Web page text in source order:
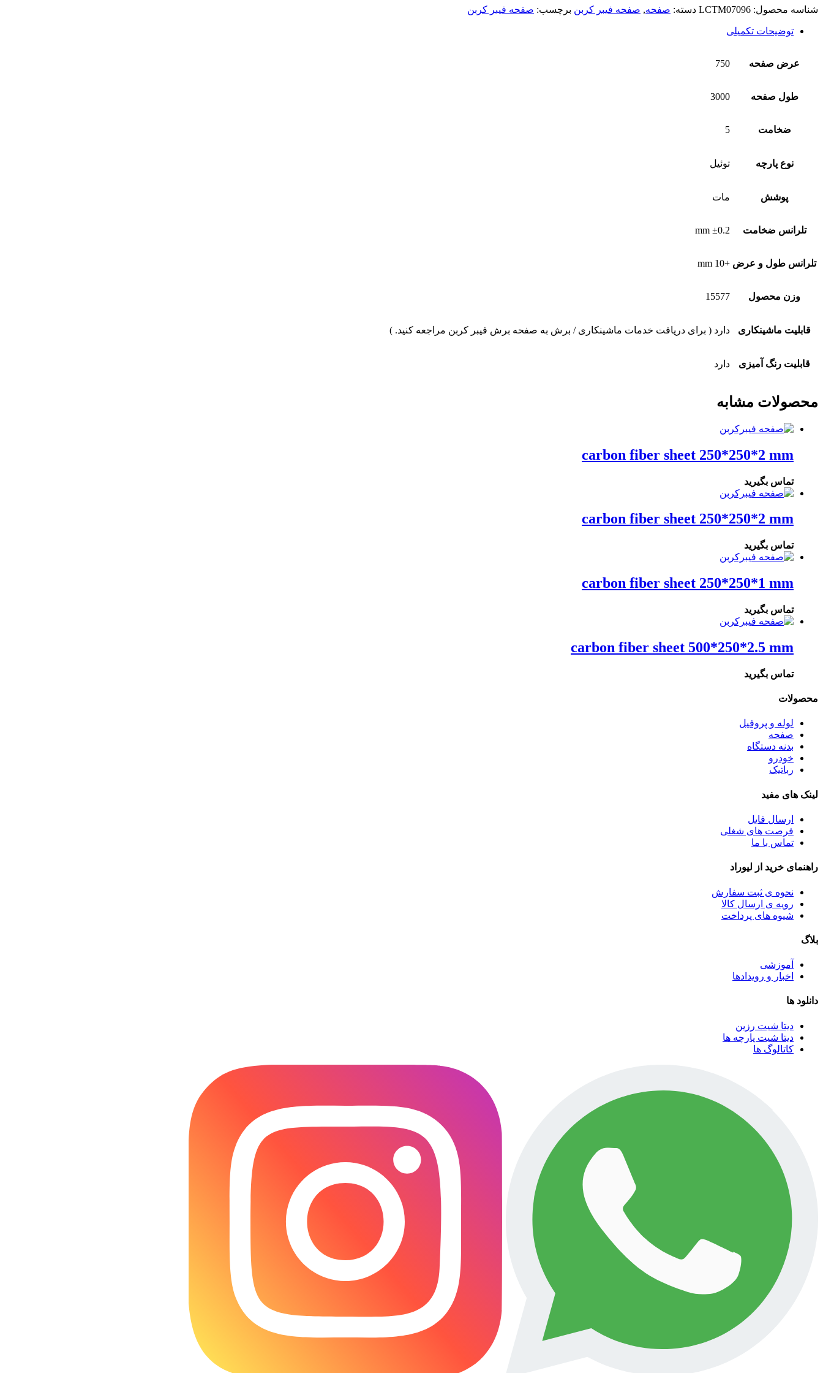
شناسه محصول: LCTM07096 دسته: صفحه, صفحه فیبر کربن برچسب: صفحه فیبر کربن
توضیحات تکمیلی
عرض صفحه 750
طول صفحه 3000
ضخامت 5
نوع پارچه توئیل
پوشش مات
تلرانس ضخامت ±0.2 mm
تلرانس طول و عرض +10 mm
وزن محصول 15577
قابلیت ماشینکاری دارد ( برای دریافت خدمات ماشینکاری / برش به صفحه برش فیبر کربن مراجعه کنید. )
قابلیت رنگ آمیزی دارد
محصولات مشابه
carbon fiber sheet 250*250*2 mm
تماس بگیرید
carbon fiber sheet 250*250*2 mm
تماس بگیرید
carbon fiber sheet 250*250*1 mm
تماس بگیرید
carbon fiber sheet 500*250*2.5 mm
تماس بگیرید
محصولات
لوله و پروفیل
صفحه
بدنه دستگاه
خودرو
رباتیک
لینک های مفید
ارسال فایل
فرصت های شغلی
تماس با ما
راهنمای خرید از لیوراد
نحوه ی ثبت سفارش
رویه ی ارسال کالا
شیوه های پرداخت
بلاگ
آموزشی
اخبار و رویدادها
دانلود ها
دیتا شیت رزین
دیتا شیت پارچه ها
کاتالوگ ها